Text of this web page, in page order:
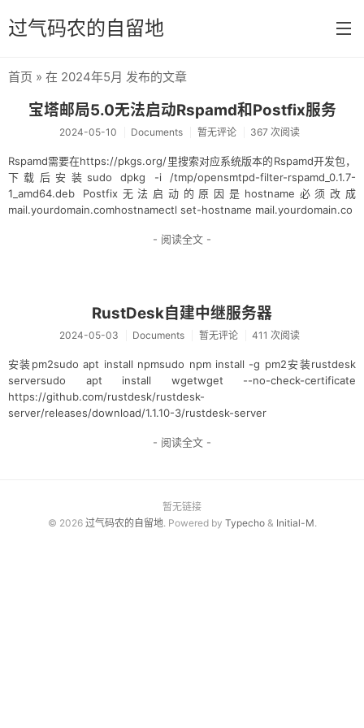
过气码农的自留地
分类
默认分类
SSH
微信小程序
关于
首页 » 在 2024年5月 发布的文章
宝塔邮局5.0无法启动Rspamd和Postfix服务
2024-05-10 Documents 暂无评论 367 次阅读
Rspamd需要在https://pkgs.org/里搜索对应系统版本的Rspamd开发包，
下载后安装sudo dpkg -i /tmp/opensmtpd-filter-rspamd_0.1.7-
1_amd64.deb Postfix无法启动的原因是hostname必须改成
mail.yourdomain.comhostnamectl set-hostname mail.yourdomain.co
- 阅读全文 -
RustDesk自建中继服务器
2024-05-03 Documents 暂无评论 411 次阅读
安装pm2sudo apt install npmsudo npm install -g pm2安装rustdesk
serversudo apt install wgetwget --no-check-certificate
https://github.com/rustdesk/rustdesk-
server/releases/download/1.1.10-3/rustdesk-server
- 阅读全文 -
暂无链接
© 2026 过气码农的自留地. Powered by Typecho& Initial-M.